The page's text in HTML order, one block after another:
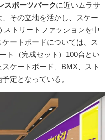
スポーツパークに近いムラサ
その立地を活かし、スケー
ストリートファッションを中
ートボードについては、ス
ト（完成セット）100台とい
ケートボード、BMX、スト
定となっている。